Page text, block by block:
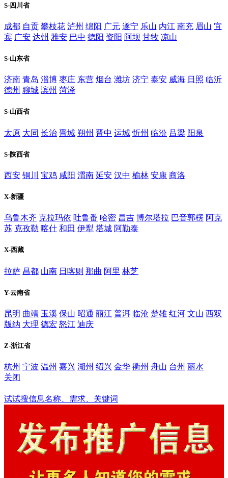
S-四川省
成都 自贡 攀枝花 泸州 绵阳 广元 遂宁 乐山 内江 南充 眉山 宜
宾 广安 达州 雅安 巴中 德阳 资阳 阿坝 甘牧 凉山
S-山东省
济南 青岛 淄博 枣庄 东营 烟台 潍坊 济宁 泰安 威海 日照 临沂
德州 聊城 滨州 菏泽
S-山西省
太原 大同 长治 晋城 朔州 晋中 运城 忻州 临汾 吕梁 阳泉
S-陕西省
西安 铜川 宝鸡 咸阳 渭南 延安 汉中 榆林 安康 商洛
X-新疆
乌鲁木齐 克拉玛依 吐鲁番 哈密 昌吉 博尔塔拉 巴音郭楞 阿克
苏 克孜勒 喀什 和田 伊犁 塔城 阿勒泰
X-西藏
拉萨 昌都 山南 日喀则 那曲 阿里 林芝
Y-云南省
昆明 曲靖 玉溪 保山 昭通 丽江 普洱 临沧 楚雄 红河 文山 西双
版纳 大理 德宏 怒江 迪庆
Z-浙江省
杭州 宁波 温州 嘉兴 湖州 绍兴 金华 衢州 舟山 台州 丽水
关闭
试试搜信息名称、需求、关键词